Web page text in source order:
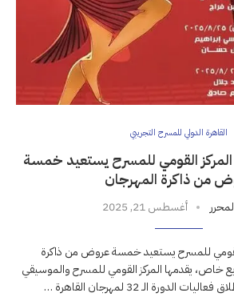
القاهرة الدولي للمسرح التجريبي
المركز القومي للمسرح يستعيد خمسة
من ذاكرة المهرجان
أغسطس 21, 2025
القومي للمسرح يستعيد خمسة عروض من ذاكرة
خاص، يقدمها المركز القومي للمسرح والموسيقي
الـ 32 لمهرجان القاهرة …